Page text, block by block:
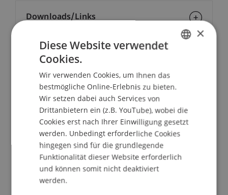
School/Professur:
Liechtenstein School of Architecture
Die Liechtenstein School of Architecture freut
sich, vier herausragende internationale
Architektinnen zu einem besonderen
Ateliergespräch begrüssen zu dürfen: Tatiana
Bilbao, Anna Heringer, Anupama Kundoo und
Marina Tabassum.
Downloads/Links
×
Diese Website verwendet
Cookies.
Wir verwenden Cookies, um Ihnen das
bestmögliche Online-Erlebnis zu bieten.
Wir setzen dabei auch Services von
Drittanbietern ein (z.B. YouTube), wobei die
Cookies erst nach Ihrer Einwilligung gesetzt
werden. Unbedingt erforderliche Cookies
hingegen sind für die grundlegende
Funktionalität dieser Website erforderlich
und können somit nicht deaktiviert
werden.